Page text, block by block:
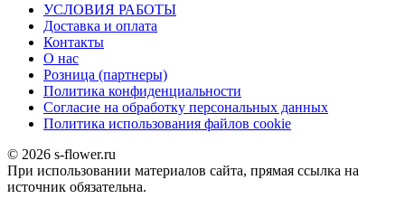
УСЛОВИЯ РАБОТЫ
Доставка и оплата
Контакты
О наc
Розница (партнеры)
Политика конфиденциальности
Согласие на обработку персональных данных
Политика использования файлов сookie
© 2026 s-flower.ru
При использовании материалов сайта, прямая ссылка на
источник обязательна.